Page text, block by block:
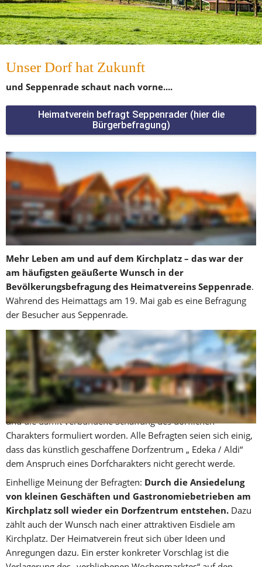
Unser Dorf hat Zukunft
und Seppenrade schaut nach vorne....
Heimatverein befragt Seppenrader (hier die
Bürgerbefragung)
„Kirchplatz soll wiederbelebt werden“.
Während des Heimattags am 19. Mai hat der Heimatverein
eine Befragung unter den Seppenradern durchgeführt. Jetzt
liegen die Ergebnisse vor. Ganz oben auf der Liste stehen
Wünsche für das Areal rund um den Kirchplatz.
Mehr Leben am und auf dem Kirchplatz – das war der
am häufigsten geäußerte Wunsch in der
Bevölkerungsbefragung des Heimatvereins Seppenrade.
Während des Heimattags am 19. Mai gab es eine Befragung
der Besucher aus Seppenrade.
Der Heimatverein wollte wissen, wie er die Interessen der
Bevölkerung noch besser vertreten kann. „Insgesamt sind 200
Interviews geführt worden, die im Ergebnis wichtige Trends
aufgezeigt haben, die der weiteren Arbeit des Heimatvereins
sehr helfen“, heißt es in einer Pressemitteilung des Vereins.
Als größter Wunsch sei die Wiederbelebung des Kirchplatzes
und die damit verbundene Schaffung des dörflichen
Charakters formuliert worden. Alle Befragten seien sich einig,
dass das künstlich geschaffene Dorfzentrum „ Edeka / Aldi“
dem Anspruch eines Dorfcharakters nicht gerecht werde.
Einhellige Meinung der Befragten: Durch die Ansiedelung
von kleinen Geschäften und Gastronomiebetrieben am
Kirchplatz soll wieder ein Dorfzentrum entstehen. Dazu
zählt auch der Wunsch nach einer attraktiven Eisdiele am
Kirchplatz. Der Heimatverein freut sich über Ideen und
Anregungen dazu. Ein erster konkreter Vorschlag ist die